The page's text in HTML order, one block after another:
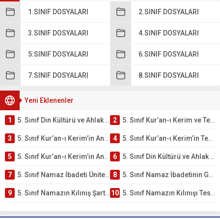
1.SINIF DOSYALARI 2.SINIF DOSYALARI
3.SINIF DOSYALARI 4.SINIF DOSYALARI
5.SINIF DOSYALARI 6.SINIF DOSYALARI
7.SINIF DOSYALARI 8.SINIF DOSYALARI
Yeni Eklenenler
1 5. Sınıf Din Kültürü ve Ahlak Bilgisi 2. Ünite: Kur’an-ı Kerim Çalışmaları 2 5. Sınıf Kur’an-ı Kerim ve Temel Özellikleri Testi – Online Çöz
3 5. Sınıf Kur’an-ı Kerim’in Ana Konuları Testi – Online Çöz 4 5. Sınıf Kur’an-ı Kerim’in Temel Özellikleri ve Önemi Testi – Online Çöz
5 5. Sınıf Kur’an-ı Kerim’in Anlamı ve Önemi Testi – Online Çöz 6 5. Sınıf Din Kültürü ve Ahlak Bilgisi 2. Ünite: Namaz İbadeti Çalışmaları
7 5. Sınıf Namaz İbadeti Ünite Testi – Online Çöz 8 5. Sınıf Namaz İbadetinin Getirdiği Faydalar Testi
9 5. Sınıf Namazın Kılınış Şartları Testi 10 5. Sınıf Namazın Kılınışı Testi – Online Çöz